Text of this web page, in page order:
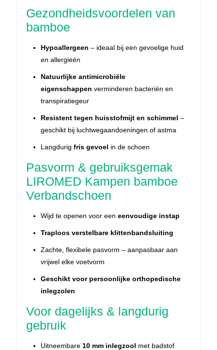
Gezondheidsvoordelen van
bamboe
Hypoallergeen – ideaal bij een gevoelige huid
en allergieën
Natuurlijke antimicrobiële
eigenschappen verminderen bacteriën en
transpiratiegeur
Resistent tegen huisstofmijt en schimmel –
geschikt bij luchtwegaandoeningen of astma
Langdurig fris gevoel in de schoen
Pasvorm & gebruiksgemak
LIROMED Kampen bamboe
Verbandschoen
Wijd te openen voor een eenvoudige instap
Traploos verstelbare klittenbandsluiting
Zachte, flexibele pasvorm – aanpasbaar aan
vrijwel elke voetvorm
Geschikt voor persoonlijke orthopedische
inlegzolen
Voor dagelijks & langdurig
gebruik
Uitneembare 10 mm inlegzool met badstof